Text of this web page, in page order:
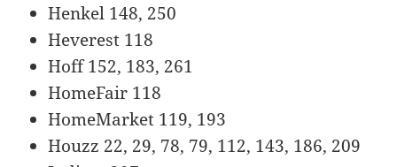
Henkel 148, 250
Heverest 118
Hoff 152, 183, 261
HomeFair 118
HomeMarket 119, 193
Houzz 22, 29, 78, 79, 112, 143, 186, 209